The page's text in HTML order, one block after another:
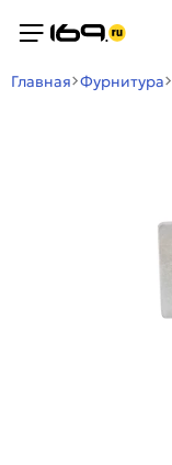
Главная Фурнитура